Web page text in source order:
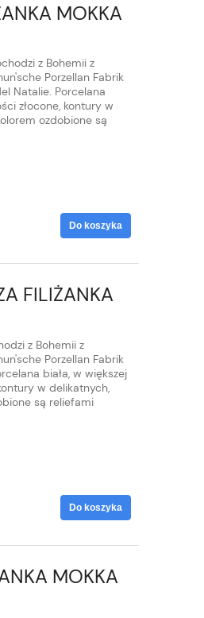
MOKKA
z Bohemii z
Porzellan Fabrik
Natalie. Porcelana
złocone, kontury w
ozdobione są
Do koszyka
FILIŻANKA
z Bohemii z
Porzellan Fabrik
biała, w większej
w delikatnych,
są reliefami
Do koszyka
MOKKA